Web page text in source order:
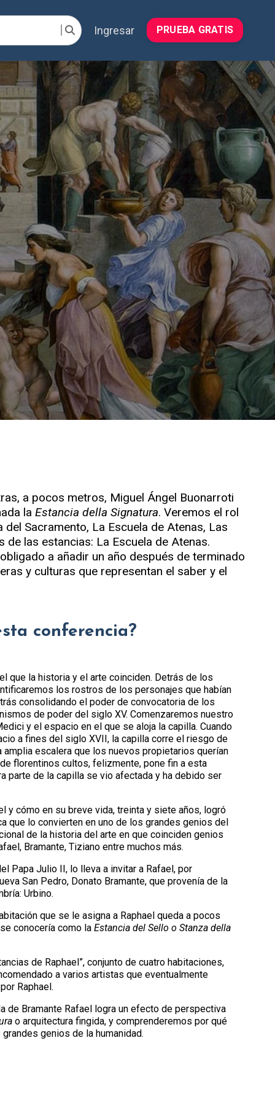
Ingresar PRUEBA GRATIS
a pocos metros, Miguel Ángel Buonarroti
la Estancia della Signatura. Veremos el rol
Sacramento, La Escuela de Atenas, Las
las estancias: La Escuela de Atenas.
a añadir un año después de terminado
y culturas que representan el saber y el
conferencia?
que la historia y el arte coinciden. Detrás de los
los rostros de los personajes que habían
consolidando el poder de convocatoria de los
de poder del siglo XV. Comenzaremos nuestro
y el espacio en el que se aloja la capilla. Cuando
a fines del siglo XVII, la capilla corre el riesgo de
amplia escalera que los nuevos propietarios querían
florentinos cultos, felizmente, pone fin a esta
parte de la capilla se vio afectada y ha debido ser
y cómo en su breve vida, treinta y siete años, logró
que lo convierten en uno de los grandes genios del
de la historia del arte en que coinciden genios
Bramante, Tiziano entre muchos más.
Papa Julio II, lo lleva a invitar a Rafael, por
San Pedro, Donato Bramante, que provenía de la
Urbino.
que se le asigna a Raphael queda a pocos
conocería como laEstancia del Sello o Stanza della
de Raphael”, conjunto de cuatro habitaciones,
a varios artistas que eventualmente
Raphael.
de Bramante Rafael logra un efecto de perspectiva
o arquitectura fingida, y comprenderemos por qué
genios de la humanidad.